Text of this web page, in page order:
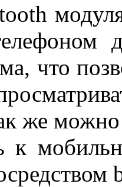
модуля
что
же
к